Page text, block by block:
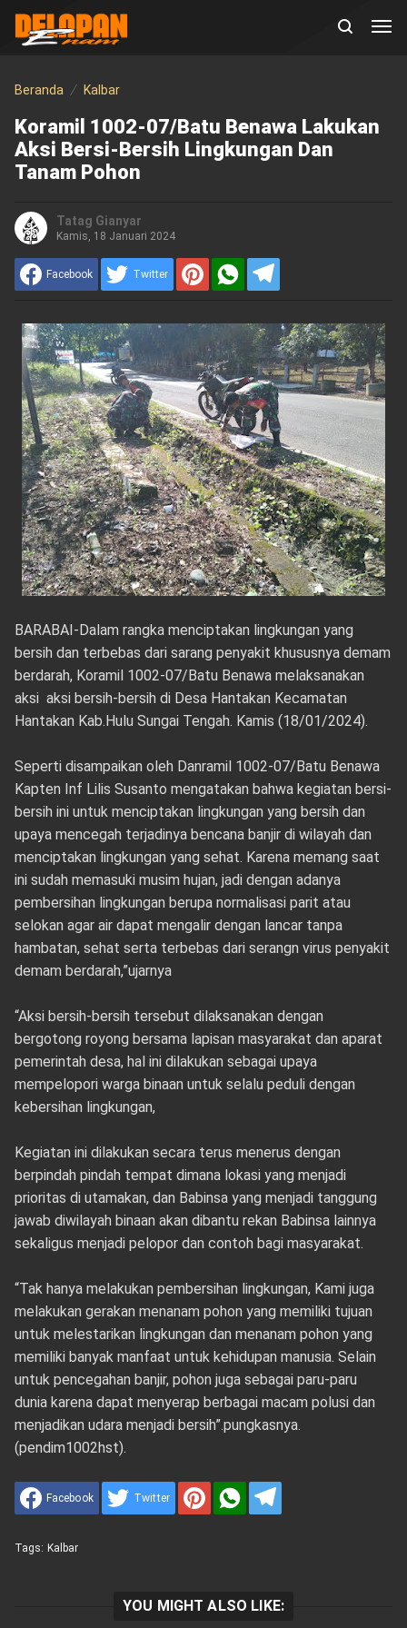
Beranda Kalbar
Koramil 1002-07/Batu Benawa Lakukan
Aksi Bersi-Bersih Lingkungan Dan
Tanam Pohon
Tatag Gianyar
Kamis, 18 Januari 2024
Facebook Twitter
BARABAI-Dalam rangka menciptakan lingkungan yang
bersih dan terbebas dari sarang penyakit khususnya demam
berdarah, Koramil 1002-07/Batu Benawa melaksanakan
aksi aksi bersih-bersih di Desa Hantakan Kecamatan
Hantakan Kab.Hulu Sungai Tengah. Kamis (18/01/2024).
Seperti disampaikan oleh Danramil 1002-07/Batu Benawa
Kapten Inf Lilis Susanto mengatakan bahwa kegiatan bersi-
bersih ini untuk menciptakan lingkungan yang bersih dan
upaya mencegah terjadinya bencana banjir di wilayah dan
menciptakan lingkungan yang sehat. Karena memang saat
ini sudah memasuki musim hujan, jadi dengan adanya
pembersihan lingkungan berupa normalisasi parit atau
selokan agar air dapat mengalir dengan lancar tanpa
hambatan, sehat serta terbebas dari serangn virus penyakit
demam berdarah,”ujarnya
“Aksi bersih-bersih tersebut dilaksanakan dengan
bergotong royong bersama lapisan masyarakat dan aparat
pemerintah desa, hal ini dilakukan sebagai upaya
mempelopori warga binaan untuk selalu peduli dengan
kebersihan lingkungan,
Kegiatan ini dilakukan secara terus menerus dengan
berpindah pindah tempat dimana lokasi yang menjadi
prioritas di utamakan, dan Babinsa yang menjadi tanggung
jawab diwilayah binaan akan dibantu rekan Babinsa lainnya
sekaligus menjadi pelopor dan contoh bagi masyarakat.
“Tak hanya melakukan pembersihan lingkungan, Kami juga
melakukan gerakan menanam pohon yang memiliki tujuan
untuk melestarikan lingkungan dan menanam pohon yang
memiliki banyak manfaat untuk kehidupan manusia. Selain
untuk pencegahan banjir, pohon juga sebagai paru-paru
dunia karena dapat menyerap berbagai macam polusi dan
menjadikan udara menjadi bersih”.pungkasnya.
(pendim1002hst).
Facebook Twitter
Tags: Kalbar
YOU MIGHT ALSO LIKE: